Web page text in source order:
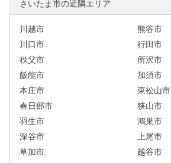
さいたま市の近隣エリア
川越市
熊谷市
川口市
行田市
秩父市
所沢市
飯能市
加須市
本庄市
東松山市
春日部市
狭山市
羽生市
鴻巣市
深谷市
上尾市
草加市
越谷市